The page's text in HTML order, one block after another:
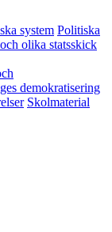
system Politiska
olika statsskick
demokratisering
Skolmaterial